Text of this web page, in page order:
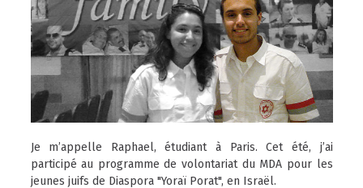
Je m’appelle Raphael, étudiant à Paris. Cet été, j’ai
participé au programme de volontariat du MDA pour les
jeunes juifs de Diaspora "Yoraï Porat", en Israël.